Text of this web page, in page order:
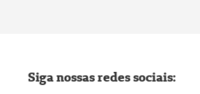
Siga nossas redes sociais: